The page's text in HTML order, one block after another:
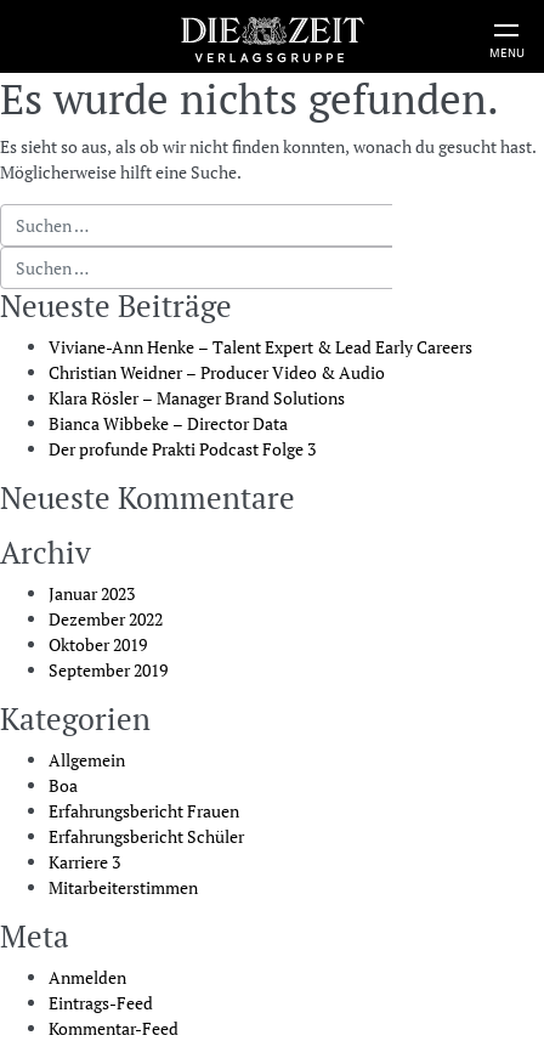
MENU
Es wurde nichts gefunden.
Es sieht so aus, als ob wir nicht finden konnten, wonach du gesucht hast.
Möglicherweise hilft eine Suche.
Suche nach:
Suche nach:
Neueste Beiträge
Viviane-Ann Henke – Talent Expert & Lead Early Careers
Christian Weidner – Producer Video & Audio
Klara Rösler – Manager Brand Solutions
Bianca Wibbeke – Director Data
Der profunde Prakti Podcast Folge 3
Neueste Kommentare
Archiv
Januar 2023
Dezember 2022
Oktober 2019
September 2019
Kategorien
Allgemein
Boa
Erfahrungsbericht Frauen
Erfahrungsbericht Schüler
Karriere 3
Mitarbeiterstimmen
Meta
Anmelden
Eintrags-Feed
Kommentar-Feed